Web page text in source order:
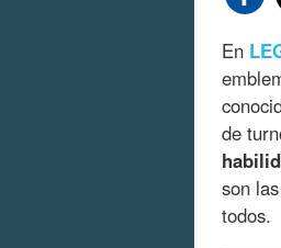
En
de
son las
todos.